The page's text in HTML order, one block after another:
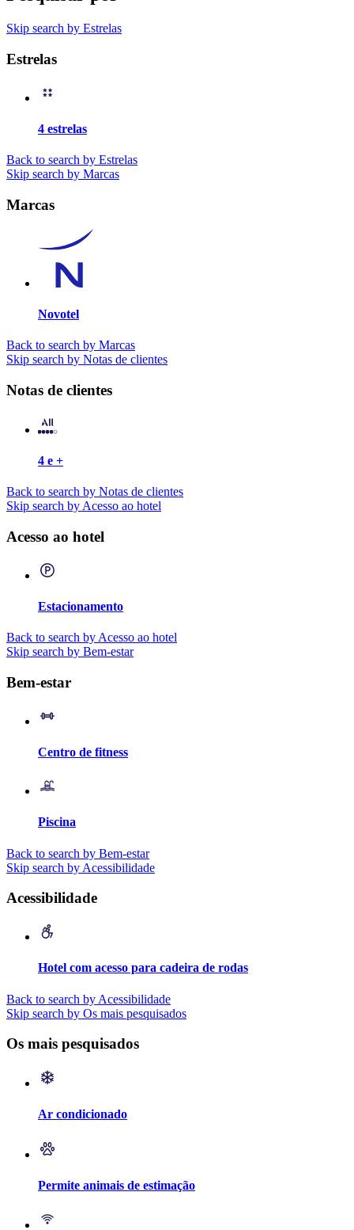
Skip search by Estrelas
Estrelas
4 estrelas
Back to search by Estrelas
Skip search by Marcas
Marcas
Novotel
Back to search by Marcas
Skip search by Notas de clientes
Notas de clientes
4 e +
Back to search by Notas de clientes
Skip search by Acesso ao hotel
Acesso ao hotel
Estacionamento
Back to search by Acesso ao hotel
Skip search by Bem-estar
Bem-estar
Centro de fitness
Piscina
Back to search by Bem-estar
Skip search by Acessibilidade
Acessibilidade
Hotel com acesso para cadeira de rodas
Back to search by Acessibilidade
Skip search by Os mais pesquisados
Os mais pesquisados
Ar condicionado
Permite animais de estimação